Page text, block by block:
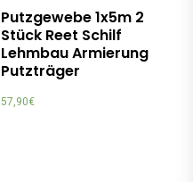
Putzgewebe 1x5m 2
Stück Reet Schilf
Lehmbau Armierung
Putzträger
57,90€